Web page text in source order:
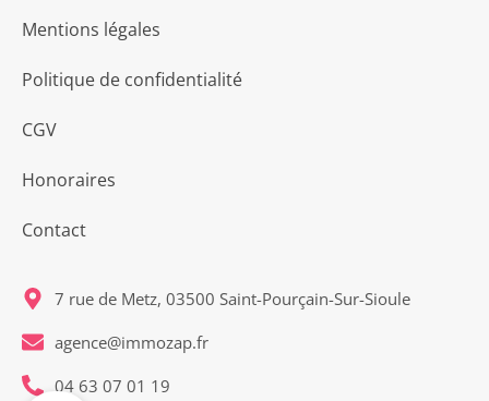
Mentions légales
Politique de confidentialité
CGV
Honoraires
Contact
7 rue de Metz, 03500 Saint-Pourçain-Sur-Sioule
agence@immozap.fr
04 63 07 01 19